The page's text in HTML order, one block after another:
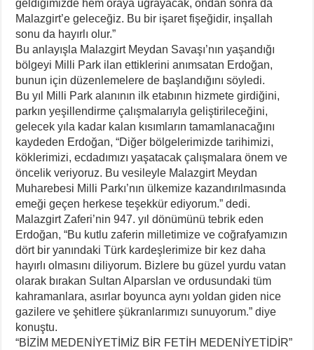
geldiğimizde hem oraya uğrayacak, ondan sonra da
Malazgirt’e geleceğiz. Bu bir işaret fişeğidir, inşallah
sonu da hayırlı olur.”
Bu anlayışla Malazgirt Meydan Savaşı’nın yaşandığı
bölgeyi Milli Park ilan ettiklerini anımsatan Erdoğan,
bunun için düzenlemelere de başlandığını söyledi.
Bu yıl Milli Park alanının ilk etabının hizmete girdiğini,
parkın yeşillendirme çalışmalarıyla geliştirileceğini,
gelecek yıla kadar kalan kısımların tamamlanacağını
kaydeden Erdoğan, “Diğer bölgelerimizde tarihimizi,
köklerimizi, ecdadımızı yaşatacak çalışmalara önem ve
öncelik veriyoruz. Bu vesileyle Malazgirt Meydan
Muharebesi Milli Parkı’nın ülkemize kazandırılmasında
emeği geçen herkese teşekkür ediyorum.” dedi.
Malazgirt Zaferi’nin 947. yıl dönümünü tebrik eden
Erdoğan, “Bu kutlu zaferin milletimize ve coğrafyamızın
dört bir yanındaki Türk kardeşlerimize bir kez daha
hayırlı olmasını diliyorum. Bizlere bu güzel yurdu vatan
olarak bırakan Sultan Alparslan ve ordusundaki tüm
kahramanlara, asırlar boyunca aynı yoldan giden nice
gazilere ve şehitlere şükranlarımızı sunuyorum.” diye
konuştu.
“BİZİM MEDENİYETİMİZ BİR FETİH MEDENİYETİDİR”